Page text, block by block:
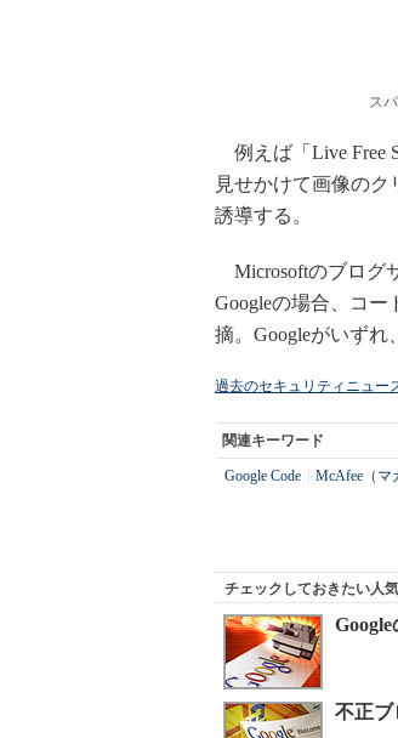
ス
例えば「Live Free
見せかけて画像の
誘導する。
Microsoftのブログ
Googleの場合、コ
摘。Googleがいずれ
過去のセキュリティニュー
関連キーワード
Google Code McAfee（マ
チェックしておきたい人
不正